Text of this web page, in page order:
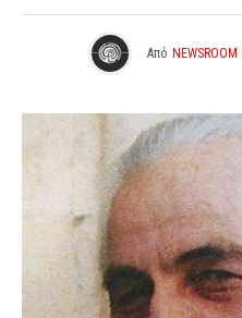
Από NEWSROOM